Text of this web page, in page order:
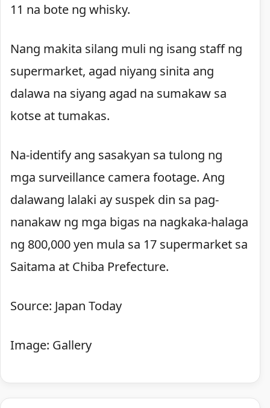
11 na bote ng whisky.
Nang makita silang muli ng isang staff ng
supermarket, agad niyang sinita ang
dalawa na siyang agad na sumakaw sa
kotse at tumakas.
Na-identify ang sasakyan sa tulong ng
mga surveillance camera footage. Ang
dalawang lalaki ay suspek din sa pag-
nanakaw ng mga bigas na nagkaka-halaga
ng 800,000 yen mula sa 17 supermarket sa
Saitama at Chiba Prefecture.
Source: Japan Today
Image: Gallery